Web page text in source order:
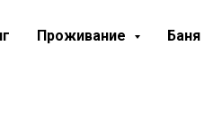
Проживание Баня